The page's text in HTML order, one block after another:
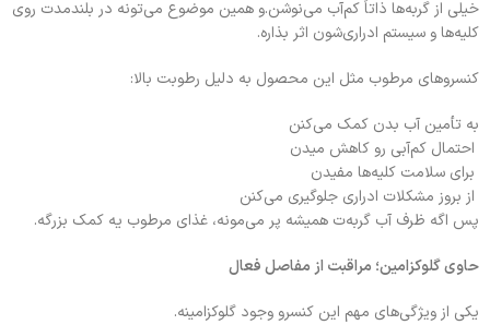
خیلی از گربه‌ها ذاتاً کم‌آب می‌نوشن.و همین موضوع می‌تونه در بلندمدت روی
کلیه‌ها و سیستم ادراری‌شون اثر بذاره.
کنسروهای مرطوب مثل این محصول به دلیل رطوبت بالا:
به تأمین آب بدن کمک می‌کنن
احتمال کم‌آبی رو کاهش میدن
برای سلامت کلیه‌ها مفیدن
از بروز مشکلات ادراری جلوگیری می‌کنن
پس اگه ظرف آب گربه‌ت همیشه پر می‌مونه، غذای مرطوب یه کمک بزرگه.
حاوی گلوکزامین؛ مراقبت از مفاصل فعال
یکی از ویژگی‌های مهم این کنسرو وجود گلوکزامینه.